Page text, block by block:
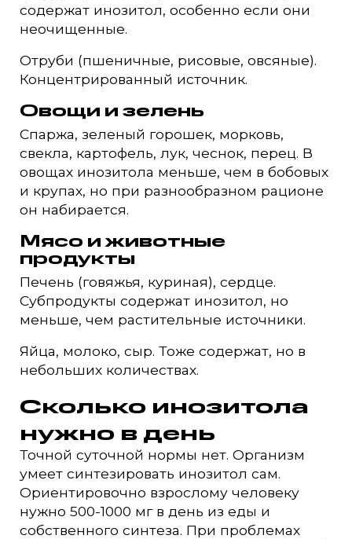
содержат инозитол, особенно если они
неочищенные.
Отруби (пшеничные, рисовые, овсяные).
Концентрированный источник.
Овощи и зелень
Спаржа, зеленый горошек, морковь,
свекла, картофель, лук, чеснок, перец. В
овощах инозитола меньше, чем в бобовых
и крупах, но при разнообразном рационе
он набирается.
Мясо и животные
продукты
Печень (говяжья, куриная), сердце.
Субпродукты содержат инозитол, но
меньше, чем растительные источники.
Яйца, молоко, сыр. Тоже содержат, но в
небольших количествах.
Сколько инозитола
нужно в день
Точной суточной нормы нет. Организм
умеет синтезировать инозитол сам.
Ориентировочно взрослому человеку
нужно 500-1000 мг в день из еды и
собственного синтеза. При проблемах